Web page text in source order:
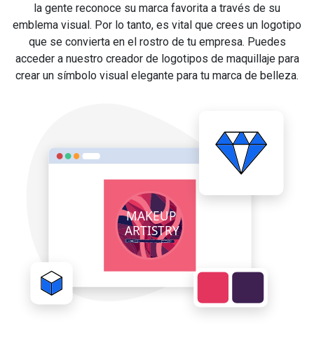
la gente reconoce su marca favorita a través de su
emblema visual. Por lo tanto, es vital que crees un logotipo
que se convierta en el rostro de tu empresa. Puedes
acceder a nuestro creador de logotipos de maquillaje para
crear un símbolo visual elegante para tu marca de belleza.